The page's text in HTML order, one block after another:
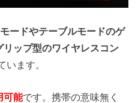
ードやテーブルモードのゲ
ップ型のワイヤレスコン
います。
可能です。携帯の意味無く